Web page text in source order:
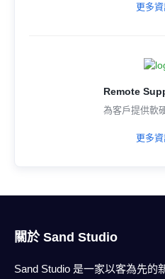
更多
Remote
為客戶提供軟
更多
關於 Sand Studio
Sand Studio 是一家以客為先的